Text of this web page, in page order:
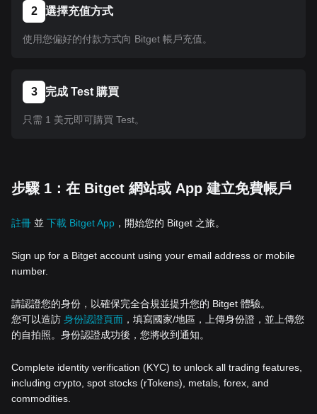
2 選擇充值方式
使用您偏好的付款方式向 Bitget 帳戶充值。
3 完成 Test 購買
只需 1 美元即可購買 Test。
步驟 1：在 Bitget 網站或 App 建立免費帳戶
註冊 並 下載 Bitget App ，開始您的 Bitget 之旅。
Sign up for a Bitget account using your email address or mobile
number.
請認證您的身份，以確保完全合規並提升您的 Bitget 體驗。
您可以造訪 身份認證頁面 ，填寫國家/地區，上傳身份證，並上傳您
的自拍照。身份認證成功後，您將收到通知。
Complete identity verification (KYC) to unlock all trading features,
including crypto, spot stocks (rTokens), metals, forex, and
commodities.